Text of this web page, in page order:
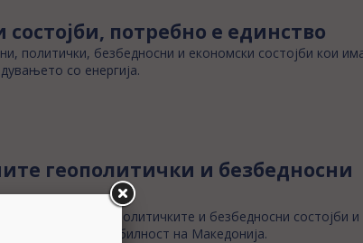
потребно е единство
политички, безбедносни и економски состојби кои
со енергија.
геополитички и безбедносни
за геополитичките и безбедносни состојби и
економската стабилност на Македонија.